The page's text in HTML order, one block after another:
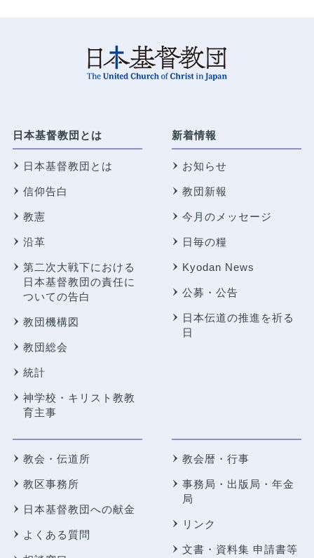
日本基督教団とは
日本基督教団とは
信仰告白
教憲
沿革
第二次大戦下における
日本基督教団の責任に
ついての告白
教団機構図
教団総会
統計
神学校・キリスト教教
育主事
新着情報
お知らせ
教団新報
今月のメッセージ
日毎の糧
Kyodan News
公募・公告
日本伝道の推進を祈る
日
教会・伝道所
教区事務所
日本基督教団への献金
よくある質問
教会暦・行事
事務局・出版局・年金
局
リンク
文書・資料集 申請書等